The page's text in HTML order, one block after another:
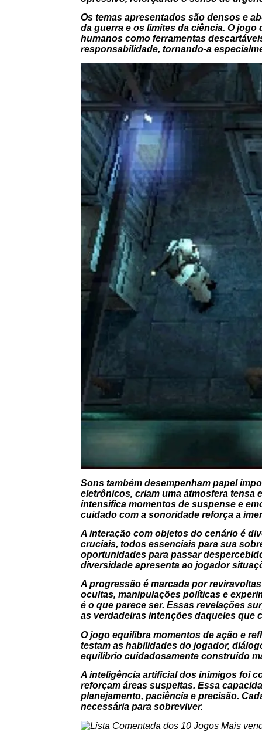
Os temas apresentados são densos e
da guerra e os limites da ciência. O
humanos como ferramentas
responsabilidade, tornando-a
Sons também desempenham papel
eletrônicos, criam uma atmosfera tensa
intensifica momentos de suspense e
cuidado com a sonoridade reforça a
A interação com objetos do cenário é
cruciais, todos essenciais para sua
oportunidades para passar
diversidade apresenta ao jogador
A progressão é marcada por
ocultas, manipulações políticas e
é o que parece ser. Essas revelações
as verdadeiras intenções daqueles que
O jogo equilibra momentos de ação e
testam as habilidades do jogador,
equilíbrio cuidadosamente construído
A inteligência artificial dos inimigos foi
reforçam áreas suspeitas. Essa
planejamento, paciência e precisão.
necessária para sobreviver.